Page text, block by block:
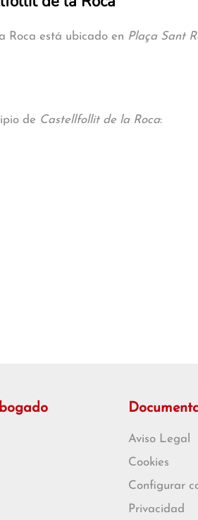
Roca está ubicado en Plaça Sant
de Castellfollit de la Roca:
Aviso Legal
Cookies
Configurar
Privacidad